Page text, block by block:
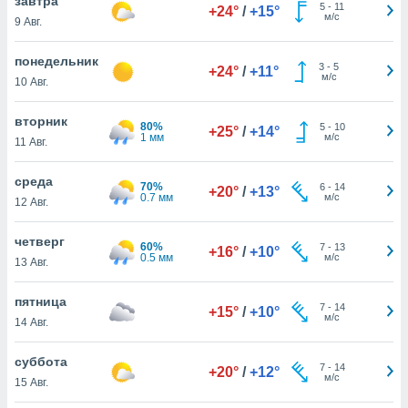
действия
на веб-
основе.
нашей
cookie
в
ВЫ
9 Авг.
+24° / +15° 5- 11
м/с
понедельник
10 Авг.
+24° / +11° 3 -5
м/с
вторник
11 Авг.
80%
1 мм
+25° / +14° 5- 10
м/с
среда
12 Авг.
70%
0.7 мм
+20° / +13° 6- 14
м/с
четверг
13 Авг.
60%
0.5 мм
+16° / +10° 7- 13
м/с
пятница
14 Авг.
+15° / +10° 7- 14
м/с
суббота
15 Авг.
+20° / +12° 7- 14
м/с